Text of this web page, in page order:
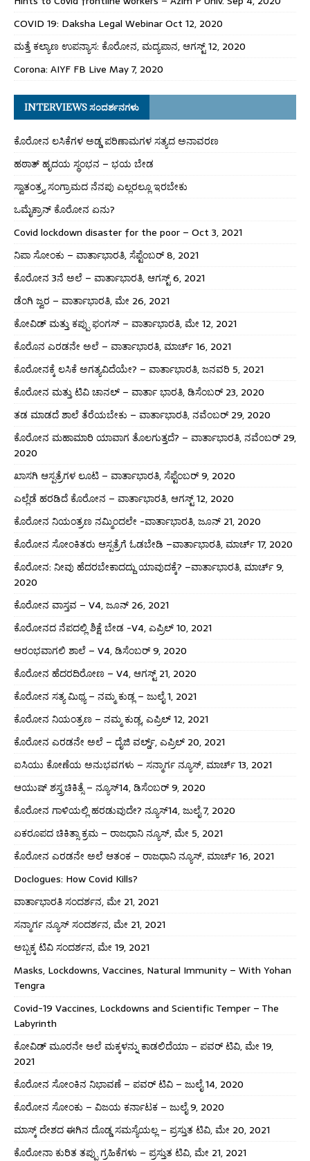
COVID 19: Daksha Legal Webinar Oct 12, 2020
ಮತ್ತೆ ಕಲ್ಯಾಣ ಉಪನ್ಯಾಸ: ಕೊರೋನ, ಮದ್ಯಪಾನ, ಆಗಸ್ಟ್ 12, 2020
Corona: AIYF FB Live May 7, 2020
INTERVIEWS ಸಂದರ್ಶನಗಳು
ಕೊರೋನ ಲಸಿಕೆಗಳ ಅಡ್ಡ ಪರಿಣಾಮಗಳ ಸತ್ಯದ ಅನಾವರಣ
ಹಠಾತ್ ಹೃದಯ ಸ್ಥಂಭನ – ಭಯ ಬೇಡ
ಸ್ವಾತಂತ್ರ್ಯ ಸಂಗ್ರಾಮದ ನೆನಪು ಎಲ್ಲರಲ್ಲೂ ಇರಬೇಕು
ಒಮೈಕ್ರಾನ್ ಕೊರೋನ ಏನು?
Covid lockdown disaster for the poor – Oct 3, 2021
ನಿಪಾ ಸೋಂಕು – ವಾರ್ತಾಭಾರತಿ, ಸೆಪ್ಟೆಂಬರ್ 8, 2021
ಕೊರೋನ 3ನೆ ಅಲೆ – ವಾರ್ತಾಭಾರತಿ, ಆಗಸ್ಟ್ 6, 2021
ಡೆಂಗಿ ಜ್ವರ – ವಾರ್ತಾಭಾರತಿ, ಮೇ 26, 2021
ಕೋವಿಡ್ ಮತ್ತು ಕಪ್ಪು ಫಂಗಸ್ – ವಾರ್ತಾಭಾರತಿ, ಮೇ 12, 2021
ಕೊರೊನ ಎರಡನೇ ಅಲೆ – ವಾರ್ತಾಭಾರತಿ, ಮಾರ್ಚ್ 16, 2021
ಕೊರೋನಕ್ಕೆ ಲಸಿಕೆ ಅಗತ್ಯವಿದೆಯೇ? – ವಾರ್ತಾಭಾರತಿ, ಜನವರಿ 5, 2021
ಕೊರೋನ ಮತ್ತು ಟಿವಿ ಚಾನಲ್ – ವಾರ್ತಾ ಭಾರತಿ, ಡಿಸೆಂಬರ್ 23, 2020
ತಡ ಮಾಡದೆ ಶಾಲೆ ತೆರೆಯಬೇಕು – ವಾರ್ತಾಭಾರತಿ, ನವೆಂಬರ್ 29, 2020
ಕೊರೋನ ಮಹಾಮಾರಿ ಯಾವಾಗ ತೊಲಗುತ್ತದೆ? – ವಾರ್ತಾಭಾರತಿ, ನವೆಂಬರ್ 29,
2020
ಖಾಸಗಿ ಆಸ್ಪತ್ರೆಗಳ ಲೂಟಿ – ವಾರ್ತಾಭಾರತಿ, ಸೆಪ್ಟೆಂಬರ್ 9, 2020
ಎಲ್ಲೆಡೆ ಹರಡಿದೆ ಕೊರೋನ – ವಾರ್ತಾಭಾರತಿ, ಆಗಸ್ಟ್ 12, 2020
ಕೊರೋನ ನಿಯಂತ್ರಣ ನಮ್ಮಿಂದಲೇ -ವಾರ್ತಾಭಾರತಿ, ಜೂನ್ 21, 2020
ಕೊರೋನ ಸೋಂಕಿತರು ಆಸ್ಪತ್ರೆಗೆ ಓಡಬೇಡಿ –ವಾರ್ತಾಭಾರತಿ, ಮಾರ್ಚ್ 17, 2020
ಕೊರೋನ: ನೀವು ಹೆದರಬೇಕಾದದ್ದು ಯಾವುದಕ್ಕೆ? –ವಾರ್ತಾಭಾರತಿ, ಮಾರ್ಚ್ 9,
2020
ಕೊರೋನ ವಾಸ್ತವ – V4, ಜೂನ್ 26, 2021
ಕೊರೋನದ ನೆಪದಲ್ಲಿ ಶಿಕ್ಷೆ ಬೇಡ -V4, ಎಪ್ರಿಲ್ 10, 2021
ಆರಂಭವಾಗಲಿ ಶಾಲೆ – V4, ಡಿಸೆಂಬರ್ 9, 2020
ಕೊರೋನ ಹೆದರದಿರೋಣ – V4, ಆಗಸ್ಟ್ 21, 2020
ಕೊರೋನ ಸತ್ಯ ಮಿಥ್ಯ – ನಮ್ಮ ಕುಡ್ಲ – ಜುಲೈ 1, 2021
ಕೊರೋನ ನಿಯಂತ್ರಣ – ನಮ್ಮ ಕುಡ್ಲ, ಎಪ್ರಿಲ್ 12, 2021
ಕೊರೋನ ಎರಡನೇ ಅಲೆ – ದೈಜಿ ವರ್ಲ್ಡ್, ಎಪ್ರಿಲ್ 20, 2021
ಐಸಿಯು ಕೋಣೆಯ ಅನುಭವಗಳು – ಸನ್ಮಾರ್ಗ ನ್ಯೂಸ್, ಮಾರ್ಚ್ 13, 2021
ಆಯುಷ್ ಶಸ್ತ್ರಚಿಕಿತ್ಸೆ – ನ್ಯೂಸ್14, ಡಿಸೆಂಬರ್ 9, 2020
ಕೊರೋನ ಗಾಳಿಯಲ್ಲಿ ಹರಡುವುದೇ? ನ್ಯೂಸ್14, ಜುಲೈ 7, 2020
ಏಕರೂಪದ ಚಿಕಿತ್ಸಾ ಕ್ರಮ – ರಾಜಧಾನಿ ನ್ಯೂಸ್, ಮೇ 5, 2021
ಕೊರೋನ ಎರಡನೇ ಅಲೆ ಆತಂಕ – ರಾಜಧಾನಿ ನ್ಯೂಸ್, ಮಾರ್ಚ್ 16, 2021
Doclogues: How Covid Kills?
ವಾರ್ತಾಭಾರತಿ ಸಂದರ್ಶನ, ಮೇ 21, 2021
ಸನ್ಮಾರ್ಗ ನ್ಯೂಸ್ ಸಂದರ್ಶನ, ಮೇ 21, 2021
ಅಬ್ಬಕ್ಕ ಟಿವಿ ಸಂದರ್ಶನ, ಮೇ 19, 2021
Masks, Lockdowns, Vaccines, Natural Immunity – With Yohan
Tengra
Covid-19 Vaccines, Lockdowns and Scientific Temper – The
Labyrinth
ಕೋವಿಡ್ ಮೂರನೇ ಅಲೆ ಮಕ್ಕಳನ್ನು ಕಾಡಲಿದೆಯಾ – ಪವರ್ ಟಿವಿ, ಮೇ 19,
2021
ಕೊರೋನ ಸೋಂಕಿನ ನಿಭಾವಣೆ – ಪವರ್ ಟಿವಿ – ಜುಲೈ 14, 2020
ಕೊರೋನ ಸೋಂಕು – ವಿಜಯ ಕರ್ನಾಟಕ – ಜುಲೈ 9, 2020
ಮಾಸ್ಕ್ ದೇಶದ ಈಗಿನ ದೊಡ್ಡ ಸಮಸ್ಯೆಯಲ್ಲ – ಪ್ರಸ್ತುತ ಟಿವಿ, ಮೇ 20, 2021
ಕೊರೋನಾ ಕುರಿತ ತಪ್ಪು ಗ್ರಹಿಕೆಗಳು – ಪ್ರಸ್ತುತ ಟಿವಿ, ಮೇ 21, 2021